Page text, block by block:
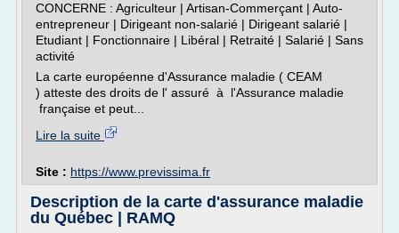
CONCERNE : Agriculteur | Artisan-Commerçant | Auto-
entrepreneur | Dirigeant non-salarié | Dirigeant salarié |
Etudiant | Fonctionnaire | Libéral | Retraité | Salarié | Sans
activité
La carte européenne d'Assurance maladie ( CEAM
) atteste des droits de l' assuré à l'Assurance maladie
française et peut...
Lire la suite
Site : https://www.previssima.fr
Description de la carte d'assurance maladie
du Québec | RAMQ